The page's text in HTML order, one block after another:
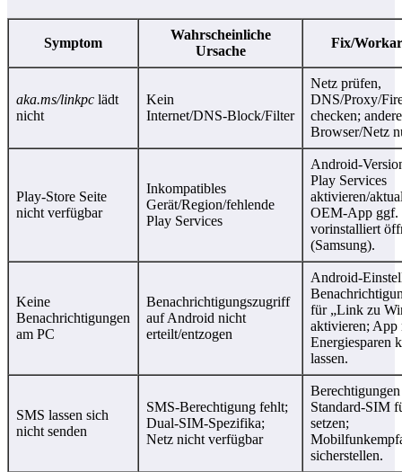
Symptom
Wahrscheinliche
Ursache
Fix/
aka.ms/linkpc lädt
nicht
Kein
Internet/DNS‑Block/Filter
Netz prüfen,
DNS/Proxy/
checken;
Browser/Netz
Play‑Store Seite
nicht verfügbar
Inkompatibles
Gerät/Region/fehlende
Play Services
Play Services
aktivieren/
OEM‑App ggf.
vorinstalliert
(Samsung).
Keine
Benachrichtigungen
am PC
Benachrichtigungszugriff
auf Android nicht
erteilt/entzogen
für „Link zu
aktivieren; App
Energiesparen
lassen.
SMS lassen sich
nicht senden
SMS‑Berechtigung fehlt;
Dual‑SIM‑Spezifika;
Netz nicht verfügbar
Standard‑SIM
setzen;
sicherstellen.